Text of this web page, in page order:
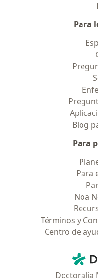
Para
Blog
Para
Para
Noa
Términos y
Centro de
Doctoralia